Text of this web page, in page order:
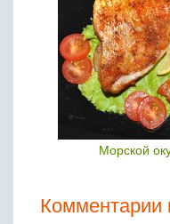
Морской
Комментарии